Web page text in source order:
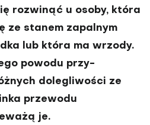
rozwinąć u osoby, która
ze stanem zapalnym
lub która ma wrzody.
powodu przy­
dolegliwości ze
przewodu
je.